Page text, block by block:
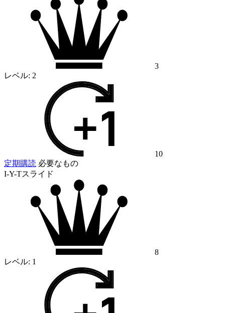
3
レベル: 2
10
定期購読 必要なもの
I-Y-Tスライド
8
レベル: 1